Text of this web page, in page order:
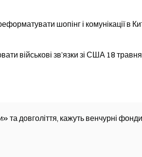
шопінг і комунікації в
військові зв’язки зі США 18 травня
та довголіття, кажуть венчурні фонди